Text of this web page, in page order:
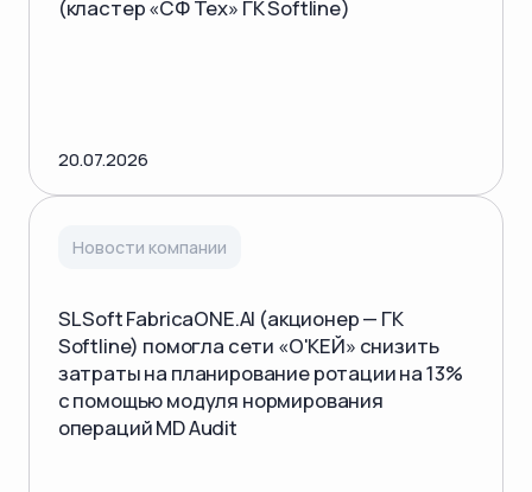
(кластер «СФ Тех» ГК Softline)
20.07.2026
Новости компании
SL Soft FabricaONE.AI (акционер — ГК
Softline) помогла сети «О'КЕЙ» снизить
затраты на планирование ротации на 13%
с помощью модуля нормирования
операций MD Audit